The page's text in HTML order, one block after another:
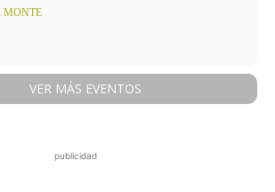
MONTE
VER MÁS EVENTOS
publicidad